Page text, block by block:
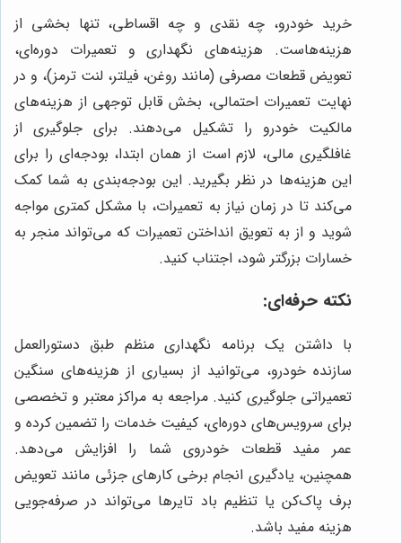
خرید خودرو، چه نقدی و چه اقساطی، تنها بخشی از
هزینه‌هاست. هزینه‌های نگهداری و تعمیرات دوره‌ای،
تعویض قطعات مصرفی (مانند روغن، فیلتر، لنت ترمز)، و در
نهایت تعمیرات احتمالی، بخش قابل توجهی از هزینه‌های
مالکیت خودرو را تشکیل می‌دهند. برای جلوگیری از
غافلگیری مالی، لازم است از همان ابتدا، بودجه‌ای را برای
این هزینه‌ها در نظر بگیرید. این بودجه‌بندی به شما کمک
می‌کند تا در زمان نیاز به تعمیرات، با مشکل کمتری مواجه
شوید و از به تعویق انداختن تعمیرات که می‌تواند منجر به
خسارات بزرگتر شود، اجتناب کنید.
نکته حرفه‌ای:
با داشتن یک برنامه نگهداری منظم طبق دستورالعمل
سازنده خودرو، می‌توانید از بسیاری از هزینه‌های سنگین
تعمیراتی جلوگیری کنید. مراجعه به مراکز معتبر و تخصصی
برای سرویس‌های دوره‌ای، کیفیت خدمات را تضمین کرده و
عمر مفید قطعات خودروی شما را افزایش می‌دهد.
همچنین، یادگیری انجام برخی کارهای جزئی مانند تعویض
برف پاک‌کن یا تنظیم باد تایرها می‌تواند در صرفه‌جویی
هزینه مفید باشد.